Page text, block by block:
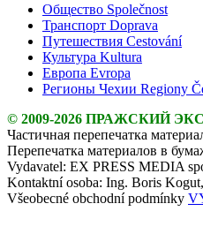
Общество Společnost
Транспорт Doprava
Путешествия Cestování
Культура Kultura
Европа Evropa
Регионы Чехии Regiony
© 2009-2026 ПРАЖСКИЙ
Частичная перепечатка
Перепечатка материалов в
Vydavatel: EX PRESS MEDIA
Kontaktní osoba: Ing. Boris
Všeobecné obchodní podmínky